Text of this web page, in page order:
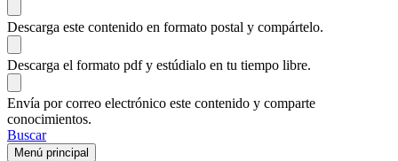
Descarga este contenido en formato postal y compártelo.
Descarga el formato pdf y estúdialo en tu tiempo libre.
Envía por correo electrónico este contenido y comparte
conocimientos.
Buscar
Menú principal